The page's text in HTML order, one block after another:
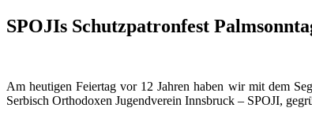
SPOJIs Schutzpatronfest
Amheutigen Feiertag vor 12 Jahren haben wir mit dem
Serbisch Orthodoxen Jugendverein Innsbruck – SPOJI,